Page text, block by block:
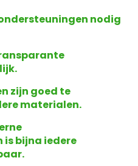
nodig
zijn goed te
materialen.
bijna iedere